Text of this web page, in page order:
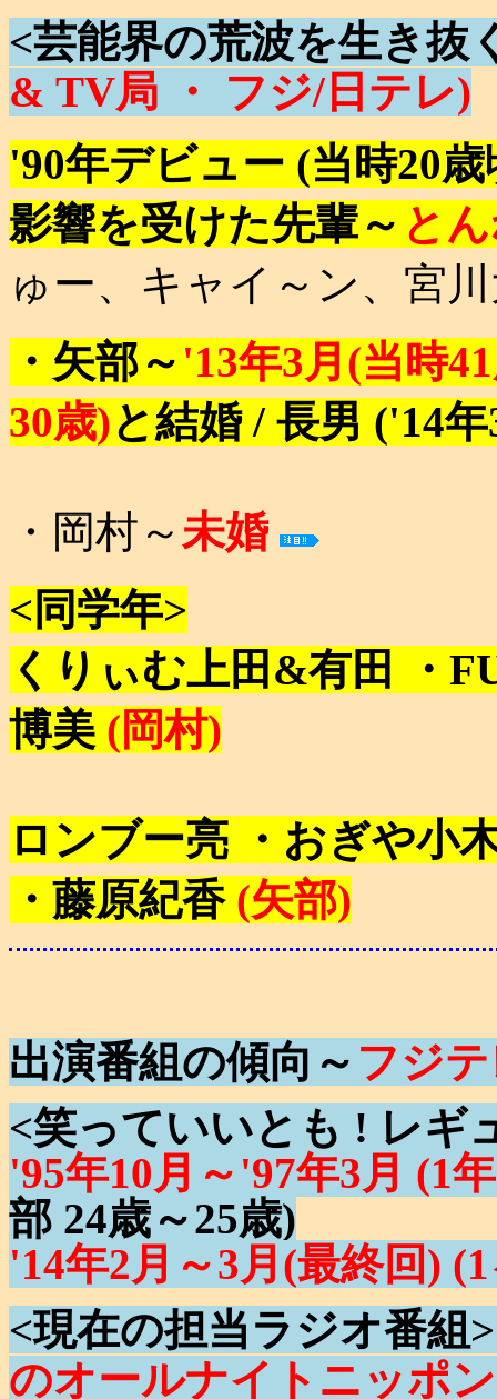
<芸能界の荒波を生き抜
& TV局 ・ フジ/日テレ)
'90年デビュー (当時20歳
影響を受けた先輩～ と
ゅー、キャイ～ン、宮
・矢部～ '13年3月(当時
30歳)と結婚 / 長男 ('14
・岡村～未婚
<同学年>
くりぃむ上田&有田 ・
博美 (岡村)
ロンブー亮 ・おぎや小
・藤原紀香 (矢部)
出演番組の傾向～ フジ
<笑っていいとも ! レギ
'95年10月～'97年3月 (1
部 24歳～25歳)
'14年2月～3月(最終回)
<現在の担当ラジオ番組
のオールナイトニッポ